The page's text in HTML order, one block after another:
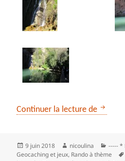
Continuer la lecture de ** De
Publié
le
9 juin 2018 Auteur
nicoulina ----- *
Geocaching et jeux, Rando à thème